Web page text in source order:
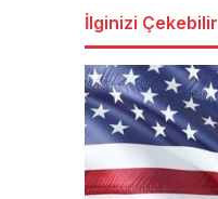
İlginizi Çekebilir